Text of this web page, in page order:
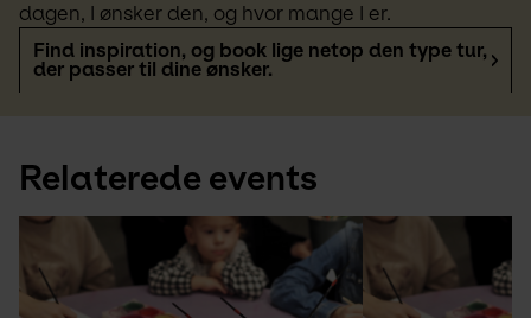
dagen, I ønsker den, og hvor mange I er.
Find inspiration, og book lige netop den type tur,
der passer til dine ønsker.
Relaterede events